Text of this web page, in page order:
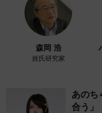
森岡 浩
姓氏研究家
あのち
合う」